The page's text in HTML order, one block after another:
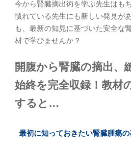
今から腎臓摘出術を学ぶ先生はも
慣れている先生にも新しい発見が
も、最新の知見に基づいた安全な
材で学びませんか？
開腹から腎臓の摘出、
始終を完全収録！教材
すると…
最初に知っておきたい腎臓腫瘍